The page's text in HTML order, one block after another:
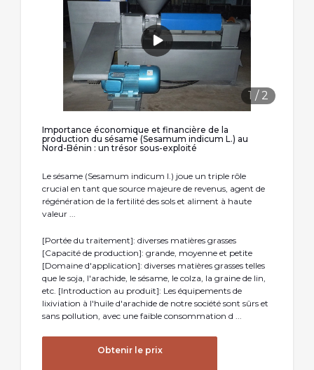
1 / 2
Importance économique et financière de la
production du sésame (Sesamum indicum L.) au
Nord-Bénin : un trésor sous-exploité
Le sésame (Sesamum indicum l.) joue un triple rôle
crucial en tant que source majeure de revenus, agent de
régénération de la fertilité des sols et aliment à haute
valeur ...
[Portée du traitement]: diverses matières grasses
[Capacité de production]: grande, moyenne et petite
[Domaine d'application]: diverses matières grasses telles
que le soja, l'arachide, le sésame, le colza, la graine de lin,
etc. [Introduction au produit]: Les équipements de
lixiviation à l'huile d'arachide de notre société sont sûrs et
sans pollution, avec une faible consommation d ...
Obtenir le prix